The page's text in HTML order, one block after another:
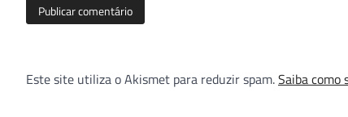
Este site utiliza o Akismet para reduzir spam.Saiba como